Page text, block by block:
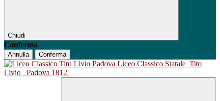
Chiudi
Conferma
Annulla Conferma
Liceo Classico Statale Tito
Livio
Padova 1812